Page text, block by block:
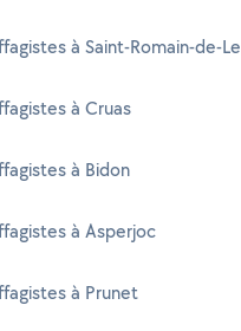
à Saint-Romain-de-
à Cruas
à Bidon
à Asperjoc
à Prunet